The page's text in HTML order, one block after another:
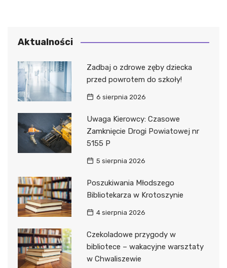
Aktualności
Zadbaj o zdrowe zęby dziecka
przed powrotem do szkoły!
6 sierpnia 2026
Uwaga Kierowcy: Czasowe
Zamknięcie Drogi Powiatowej nr
5155 P
5 sierpnia 2026
Poszukiwania Młodszego
Bibliotekarza w Krotoszynie
4 sierpnia 2026
Czekoladowe przygody w
bibliotece – wakacyjne warsztaty
w Chwaliszewie